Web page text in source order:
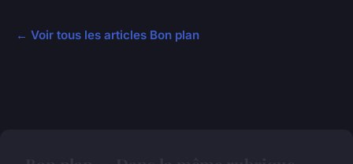
← Voir tous les articles Bon plan